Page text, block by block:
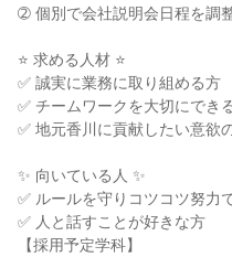
➁ 個別で会社説明会日程を調
⭐ 求める人材 ⭐
✅ 誠実に業務に取り組める方
✅ チームワークを大切にでき
✅ 地元香川に貢献したい意欲
✨ 向いている人 ✨
✅ ルールを守りコツコツ努力
✅ 人と話すことが好きな方
【採用予定学科】